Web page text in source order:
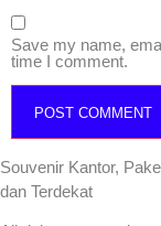
Save my name,
time I comment.
Souvenir Kantor,
dan Terdekat